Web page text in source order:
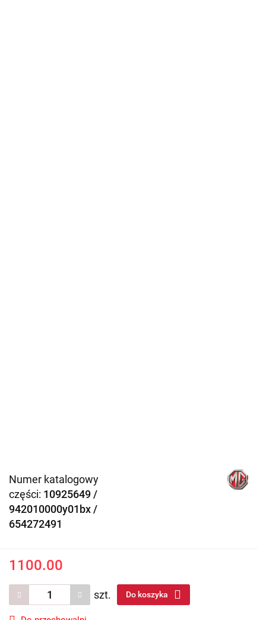
Numer katalogowy
części: 10925649 /
942010000y01bx /
654272491
1100.00
szt. Do koszyka